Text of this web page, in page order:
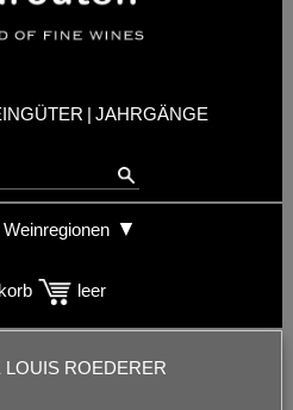
| JAHRGÄNGE
leer
ROEDERER